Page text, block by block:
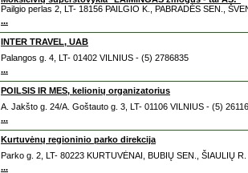
Pailgio perlas 2, LT- 18156 PAILGIO K., PABRADĖS SEN.,
...
INTER TRAVEL, UAB
Palangos g. 4, LT- 01402 VILNIUS - (5) 2786835
...
POILSIS IR MES, kelionių organizatorius
A. Jakšto g. 24/A. Goštauto g. 3, LT- 01106 VILNIUS - (5)
...
Kurtuvėnų regioninio parko direkcija
Parko g. 2, LT- 80223 KURTUVĖNAI, BUBIŲ SEN., ŠIAULIŲ
...